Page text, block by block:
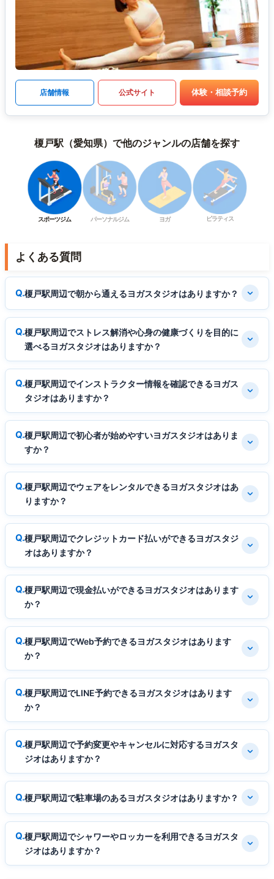
店舗情報 公式サイト 体験・相談予約
榎戸駅（愛知県）で他のジャンルの店舗を探す
スポーツジム パーソナルジム ヨガ ピラティス
よくある質問
榎戸駅周辺で朝から通えるヨガスタジオはありますか？
榎戸駅周辺でストレス解消や心身の健康づくりを目的に
選べるヨガスタジオはありますか？
榎戸駅周辺でインストラクター情報を確認できるヨガス
タジオはありますか？
榎戸駅周辺で初心者が始めやすいヨガスタジオはありま
すか？
榎戸駅周辺でウェアをレンタルできるヨガスタジオはあ
りますか？
榎戸駅周辺でクレジットカード払いができるヨガスタジ
オはありますか？
榎戸駅周辺で現金払いができるヨガスタジオはあります
か？
榎戸駅周辺でWeb予約できるヨガスタジオはあります
か？
榎戸駅周辺でLINE予約できるヨガスタジオはあります
か？
榎戸駅周辺で予約変更やキャンセルに対応するヨガスタ
ジオはありますか？
榎戸駅周辺で駐車場のあるヨガスタジオはありますか？
榎戸駅周辺でシャワーやロッカーを利用できるヨガスタ
ジオはありますか？